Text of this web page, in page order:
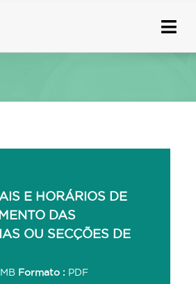
E HORÁRIOS DE
DAS
OU SECÇÕES DE
Formato : PDF